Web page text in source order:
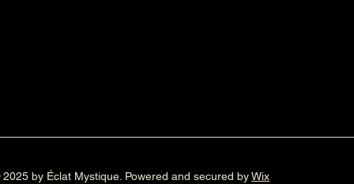
by Éclat Mystique. Powered and secured byWix